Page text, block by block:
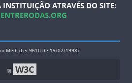
ATRAVÉS DO SITE:
Med. (Lei 9610 de 19/02/1998)
W3C